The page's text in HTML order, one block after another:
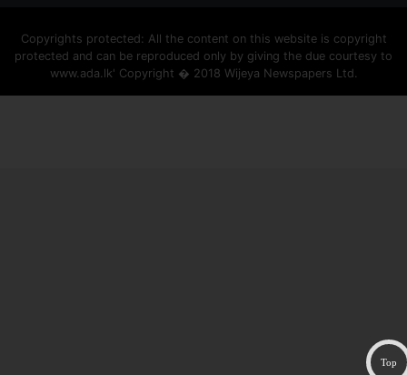
Top
Copyrights protected: All the content on this website is copyright
protected and can be reproduced only by giving the due courtesy to
www.ada.lk' Copyright � 2018 Wijeya Newspapers Ltd.